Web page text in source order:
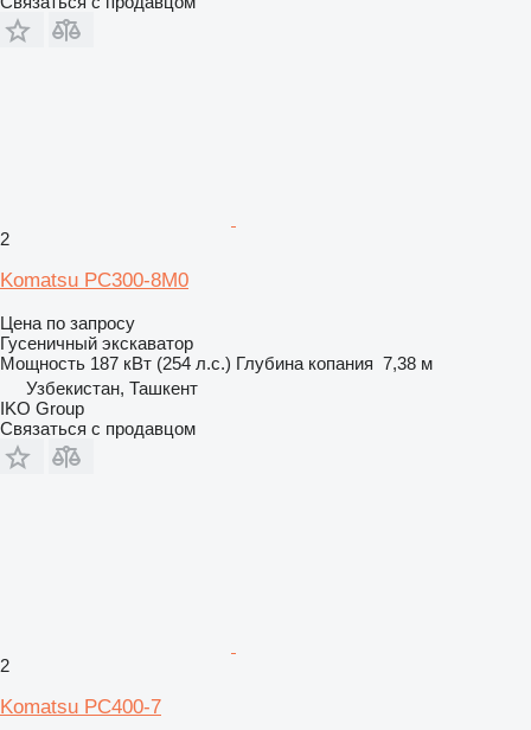
2
Komatsu PC300-8M0
Цена по запросу
Гусеничный экскаватор
Мощность 187 кВт (254 л.с.) Глубина копания 7,38 м
Узбекистан, Ташкент
IKO Group
Связаться с продавцом
2
Komatsu PC400-7